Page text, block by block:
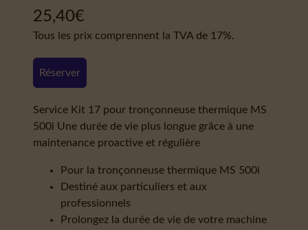
25,40€
Tous les prix comprennent la TVA de 17%.
Réserver
Service Kit 17 pour tronçonneuse thermique MS
500i Une durée de vie plus longue grâce à une
maintenance proactive et régulière
Pour la tronçonneuse thermique MS 500i
Destiné aux particuliers et aux
professionnels
Prolongez la durée de vie de votre machine